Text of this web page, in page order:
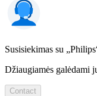
Susisiekimas su
Džiaugiamės galėdami
Contact